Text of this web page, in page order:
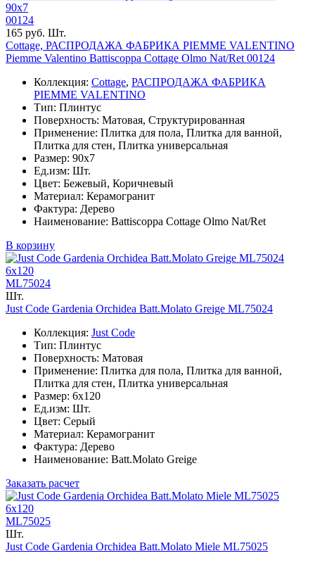
90x7
00124
165 руб. Шт.
Cottage, РАСПРОДАЖА ФАБРИКА PIEMME VALENTINO
Piemme Valentino Battiscoppa Cottage Olmo Nat/Ret 00124
Коллекция: Cottage, РАСПРОДАЖА ФАБРИКА
PIEMME VALENTINO
Тип: Плинтус
Поверхность: Матовая, Структурированная
Применение: Плитка для пола, Плитка для ванной,
Плитка для стен, Плитка универсальная
Размер: 90x7
Ед.изм: Шт.
Цвет: Бежевый, Коричневый
Материал: Керамогранит
Фактура: Дерево
Наименование: Battiscoppa Cottage Olmo Nat/Ret
В корзину
6x120
ML75024
Шт.
Just Code Gardenia Orchidea Batt.Molato Greige ML75024
Коллекция: Just Code
Тип: Плинтус
Поверхность: Матовая
Применение: Плитка для пола, Плитка для ванной,
Плитка для стен, Плитка универсальная
Размер: 6x120
Ед.изм: Шт.
Цвет: Серый
Материал: Керамогранит
Фактура: Дерево
Наименование: Batt.Molato Greige
Заказать расчет
6x120
ML75025
Шт.
Just Code Gardenia Orchidea Batt.Molato Miele ML75025